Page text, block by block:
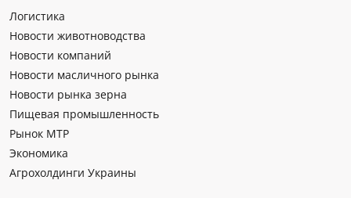
Логистика
Новости животноводства
Новости компаний
Новости масличного рынка
Новости рынка зерна
Пищевая промышленность
Рынок МТР
Экономика
Агрохолдинги Украины